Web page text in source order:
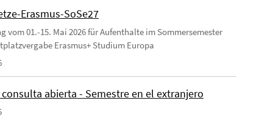
Erasmus-SoSe27
vom 01.-15. Mai 2026 für Aufenthalte im Sommersemester
Erasmus+ Studium Europa
abierta - Semestre en el extranjero